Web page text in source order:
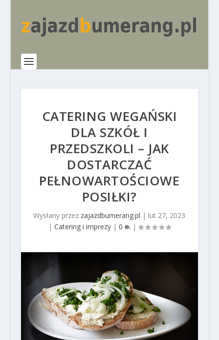
CATERING WEGAŃSKI
DLA SZKÓŁ I
PRZEDSZKOLI – JAK
DOSTARCZAĆ
PEŁNOWARTOŚCIOWE
POSIŁKI?
Wysłany przez zajazdbumerang.pl | lut 27, 2023
| Catering i imprezy| 0 |